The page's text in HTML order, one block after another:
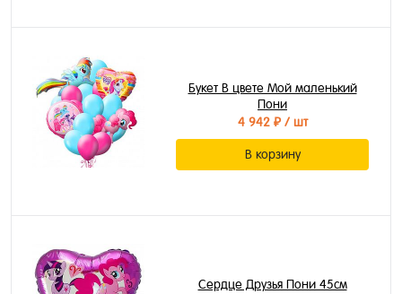
Букет В цвете Мой маленький
Пони
4 942 ₽/ шт
В корзину
Сердце Друзья Пони 45см